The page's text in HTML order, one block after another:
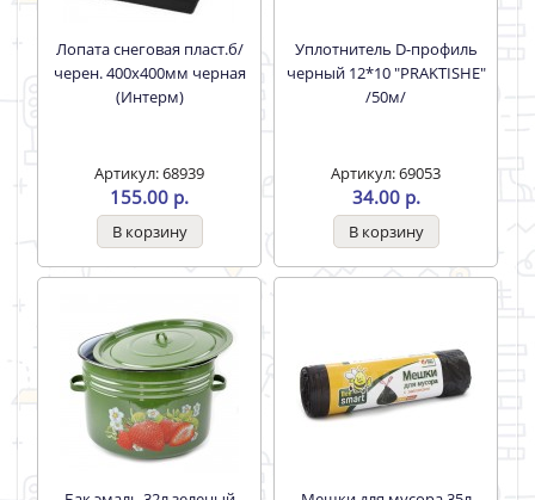
Лопата снеговая пласт.б/
черен. 400х400мм черная
(Интерм)
Артикул: 68939
155.00 р.
Уплотнитель D-профиль
черный 12*10 "PRAKTISHE"
/50м/
Артикул: 69053
34.00 р.